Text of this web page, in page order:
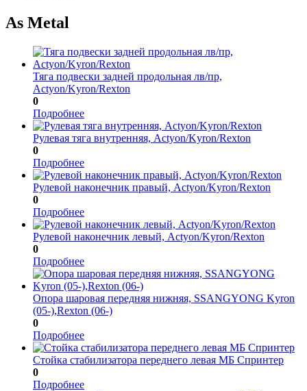
As Metal
Тяга подвески задней продольная лв/пр,
Actyon/Kyron/Rexton
0
Подробнее
Рулевая тяга внутренняя, Actyon/Kyron/Rexton
0
Подробнее
Рулевой наконечник правый, Actyon/Kyron/Rexton
0
Подробнее
Рулевой наконечник левый, Actyon/Kyron/Rexton
0
Подробнее
Опора шаровая передняя нижняя, SSANGYONG Kyron
(05-),Rexton (06-)
0
Подробнее
Стойка стабилизатора переднего левая МБ Спринтер
0
Подробнее